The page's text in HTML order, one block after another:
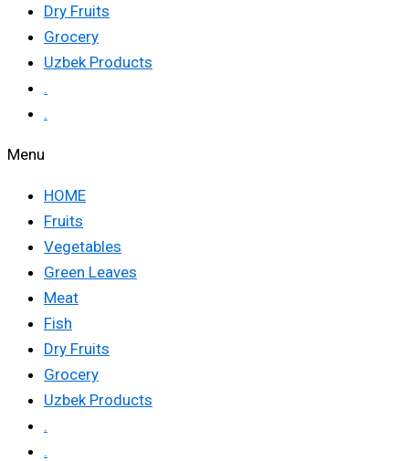
Dry Fruits
Grocery
Uzbek Products
.
.
Menu
HOME
Fruits
Vegetables
Green Leaves
Meat
Fish
Dry Fruits
Grocery
Uzbek Products
.
.